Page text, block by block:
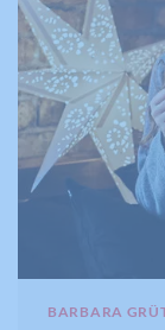
BARBARA